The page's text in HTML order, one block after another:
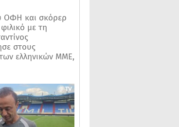
ΟΦΗ και σκόρερ
με τη
στους
ελληνικών ΜΜΕ,